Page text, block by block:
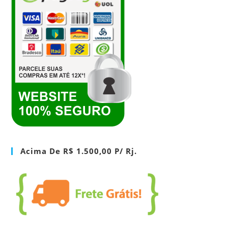
Acima De R$ 1.500,00 P/ Rj.